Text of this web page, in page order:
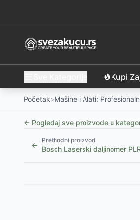
Kupi
Početak>Mašine i Alati:
← Pogledaj sve proizvode u
←
Prethodni proizvod
Bosch Laserski daljinomer
FIELDMANN FDLM 1030
Ovaj proizvod nije dostupan,